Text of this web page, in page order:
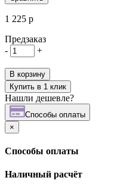
1 225 р
Предзаказ
-
+
В корзину
Купить в 1 клик
Нашли дешевле?
Cпособы оплаты
×
Cпособы оплаты
Наличный расчёт